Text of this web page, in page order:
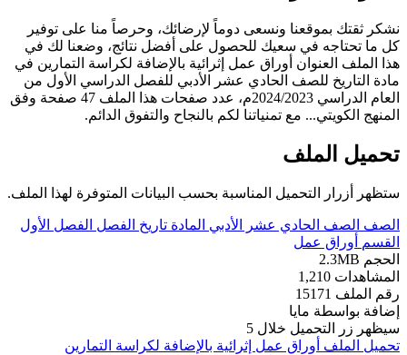
نشكر ثقتك بموقعنا ونسعى دوماً لإرضائك، وحرصاً منا على توفير
كل ما تحتاجه في سعيك للحصول على أفضل نتائج، وضعنا لك في
هذا الملف العنوان أوراق عمل إثرائية بالإضافة لكراسة التمارين في
مادة التاريخ للصف الحادي عشر الأدبي للفصل الدراسي الأول من
العام الدراسي 2024/2023م، عدد صفحات هذا الملف 47 صفحة وفق
المنهج الكويتي... مع تمنياتنا لكم بالنجاح والتفوق الدائم.
تحميل الملف
ستظهر أزرار التحميل المناسبة بحسب البيانات المتوفرة لهذا الملف.
الصف الصف الحادي عشر الأدبي المادة تاريخ الفصل
الفصل الأول
القسم
أوراق عمل
الحجم 2.3MB
المشاهدات 1,210
رقم الملف 15171
إضافة بواسطة مايا
سيظهر زر التحميل خلال 5
تحميل الملف
أوراق عمل إثرائية بالإضافة لكراسة التمارين